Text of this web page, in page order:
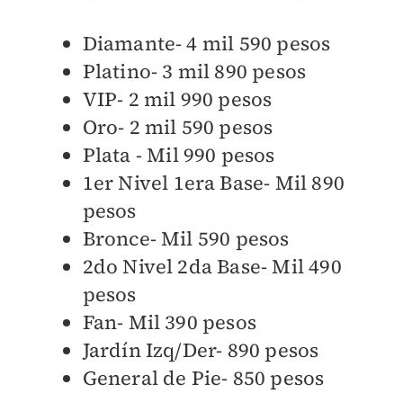
Diamante- 4 mil 590 pesos
Platino- 3 mil 890 pesos
VIP- 2 mil 990 pesos
Oro- 2 mil 590 pesos
Plata - Mil 990 pesos
1er Nivel 1era Base- Mil 890
pesos
Bronce- Mil 590 pesos
2do Nivel 2da Base- Mil 490
pesos
Fan- Mil 390 pesos
Jardín Izq/Der- 890 pesos
General de Pie- 850 pesos